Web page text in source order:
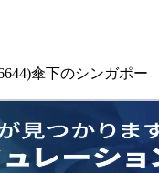
傘下のシンガポー